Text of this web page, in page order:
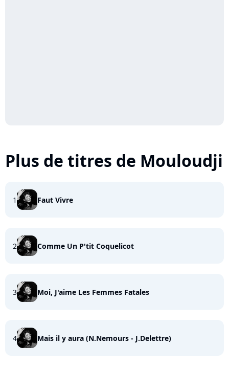
Plus de titres de Mouloudji
1 Faut Vivre
2 Comme Un P'tit Coquelicot
3 Moi, J'aime Les Femmes Fatales
4 Mais il y aura (N.Nemours - J.Delettre)